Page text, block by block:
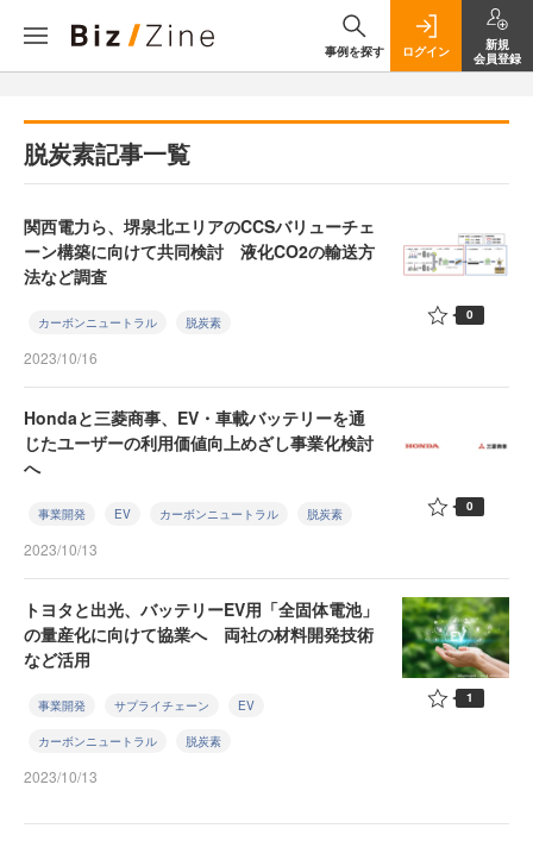
事例を探す ログイン
新規
会員登録
脱炭素記事一覧
関西電力ら、堺泉北エリアのCCSバリューチェ
ーン構築に向けて共同検討 液化CO2の輸送方
法など調査
カーボンニュートラル 脱炭素
2023/10/16
0
Hondaと三菱商事、EV・車載バッテリーを通
じたユーザーの利用価値向上めざし事業化検討
へ
事業開発 EV カーボンニュートラル 脱炭素
2023/10/13
0
トヨタと出光、バッテリーEV用「全固体電池」
の量産化に向けて協業へ 両社の材料開発技術
など活用
事業開発 サプライチェーン EV
カーボンニュートラル 脱炭素
2023/10/13
1